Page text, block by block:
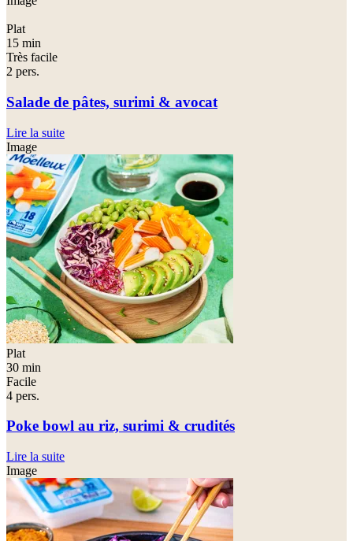
Plat
15 min
Très facile
2 pers.
Salade de pâtes, surimi & avocat
Lire la suite
Image
Plat
30 min
Facile
4 pers.
Poke bowl au riz, surimi & crudités
Lire la suite
Image